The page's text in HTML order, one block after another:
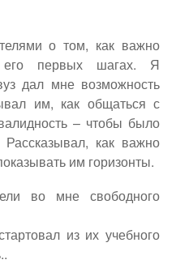
о том, как важно
его первых шагах. Я
дал мне возможность
им, как общаться с
– чтобы было
как важно
им горизонты.
во мне свободного
из их учебного